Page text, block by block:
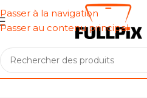
Passer à la navigation
Passer au contenu principal